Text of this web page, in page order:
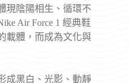
現陰陽相生、循環不
Air Force 1 經典鞋
載體，而成為文化與
成黑白、光影、動靜